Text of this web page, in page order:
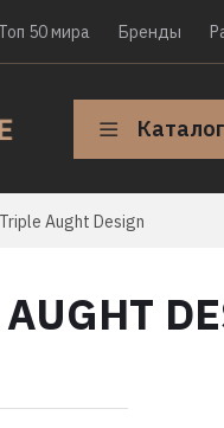
Топ 50 мира Бренды
Каталог
Aught Design